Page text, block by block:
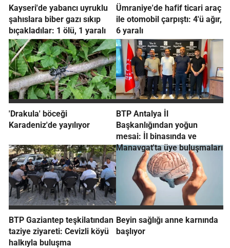
Kayseri'de yabancı uyruklu
şahıslara biber gazı sıkıp
bıçakladılar: 1 ölü, 1 yaralı
Ümraniye'de hafif ticari araç
ile otomobil çarpıştı: 4'ü ağır,
6 yaralı
'Drakula' böceği
Karadeniz'de yayılıyor
BTP Antalya İl
Başkanlığından yoğun
mesai: İl binasında ve
Manavgat'ta üye buluşmaları
BTP Gaziantep teşkilatından
taziye ziyareti: Cevizli köyü
halkıyla buluşma
Beyin sağlığı anne karnında
başlıyor